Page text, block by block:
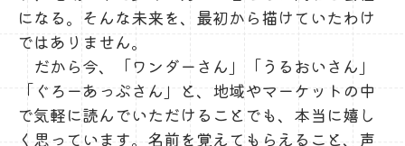
になる。そんな未来を、最初から描けていたわけ
ではありません。
だから今、「ワンダーさん」「うるおいさん」
「ぐろーあっぷさん」と、地域やマーケットの中
で気軽に読んでいただけることでも、本当に嬉し
く思っています。名前を覚えてもらえること、声